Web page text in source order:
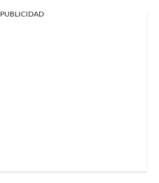
PUBLICIDAD